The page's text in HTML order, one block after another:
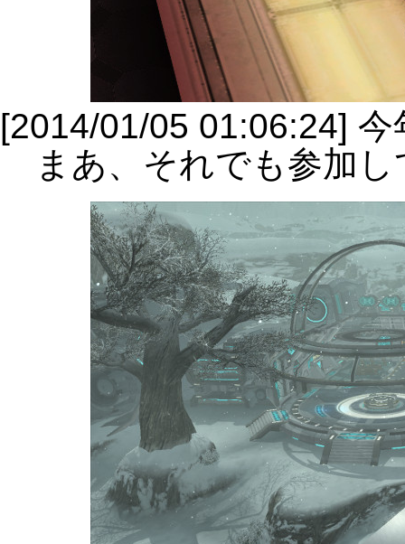
[2014/01/05 01:06:24]
まあ、それでも参加し